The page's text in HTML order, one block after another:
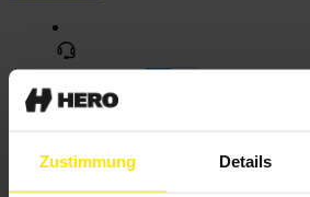
Zustimmung Details
KI-Telefonassistent